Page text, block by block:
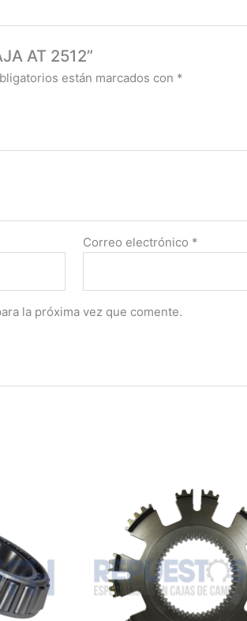
AT 2512”
están marcados con *
Correo electrónico *
la próxima vez que comente.